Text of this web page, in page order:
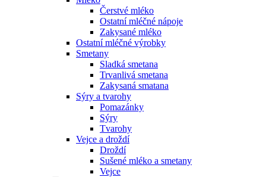
Čerstvé mléko
Ostatní mléčné nápoje
Zakysané mléko
Ostatní mléčné výrobky
Smetany
Sladká smetana
Trvanlivá smetana
Zakysaná smatana
Sýry a tvarohy
Pomazánky
Sýry
Tvarohy
Vejce a droždí
Droždí
Sušené mléko a smetany
Vejce